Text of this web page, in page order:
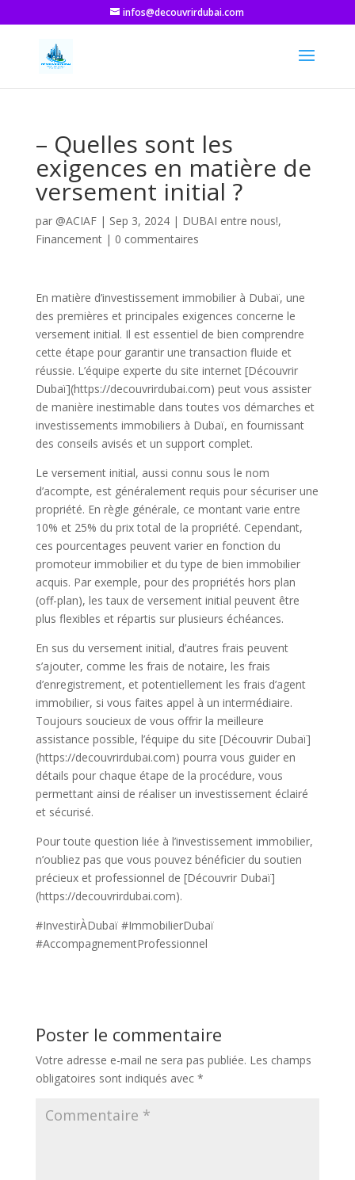
infos@decouvrirdubai.com
– Quelles sont les
exigences en matière de
versement initial ?
par @ACIAF| Sep 3, 2024| DUBAI entre nous!,
Financement| 0 commentaires
En matière d’investissement immobilier à Dubaï, une
des premières et principales exigences concerne le
versement initial. Il est essentiel de bien comprendre
cette étape pour garantir une transaction fluide et
réussie. L’équipe experte du site internet [Découvrir
Dubaï](https://decouvrirdubai.com) peut vous assister
de manière inestimable dans toutes vos démarches et
investissements immobiliers à Dubaï, en fournissant
des conseils avisés et un support complet.
Le versement initial, aussi connu sous le nom
d’acompte, est généralement requis pour sécuriser une
propriété. En règle générale, ce montant varie entre
10% et 25% du prix total de la propriété. Cependant,
ces pourcentages peuvent varier en fonction du
promoteur immobilier et du type de bien immobilier
acquis. Par exemple, pour des propriétés hors plan
(off-plan), les taux de versement initial peuvent être
plus flexibles et répartis sur plusieurs échéances.
En sus du versement initial, d’autres frais peuvent
s’ajouter, comme les frais de notaire, les frais
d’enregistrement, et potentiellement les frais d’agent
immobilier, si vous faites appel à un intermédiaire.
Toujours soucieux de vous offrir la meilleure
assistance possible, l’équipe du site [Découvrir Dubaï]
(https://decouvrirdubai.com) pourra vous guider en
détails pour chaque étape de la procédure, vous
permettant ainsi de réaliser un investissement éclairé
et sécurisé.
Pour toute question liée à l’investissement immobilier,
n’oubliez pas que vous pouvez bénéficier du soutien
précieux et professionnel de [Découvrir Dubaï]
(https://decouvrirdubai.com).
#InvestirÀDubaï #ImmobilierDubaï
#AccompagnementProfessionnel
Poster le commentaire
Votre adresse e-mail ne sera pas publiée. Les champs
obligatoires sont indiqués avec *